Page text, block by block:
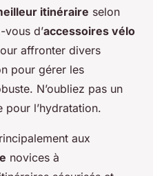
itinéraire selon
d’accessoires vélo
affronter divers
pour gérer les
N’oubliez pas un
pour l’hydratation.
aux
novices à